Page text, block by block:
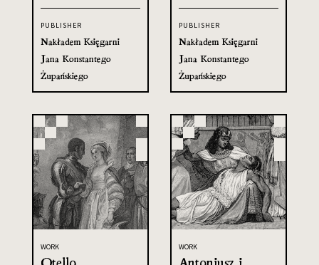
PUBLISHER
Nakładem Księgarni
Jana Konstantego
Żupańskiego
PUBLISHER
Nakładem Księgarni
Jana Konstantego
Żupańskiego
WORK WORK